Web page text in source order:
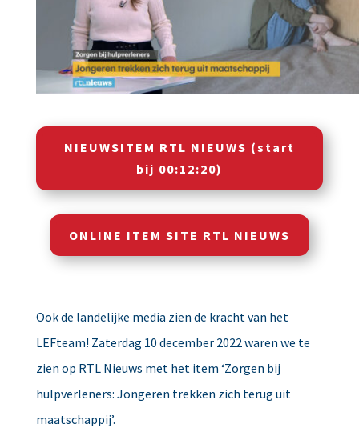
NIEUWSITEM RTL NIEUWS (start
bij 00:12:20)
ONLINE ITEM SITE RTL NIEUWS
Ook de landelijke media zien de kracht van het
LEFteam! Zaterdag 10 december 2022 waren we te
zien op RTL Nieuws met het item ‘Zorgen bij
hulpverleners: Jongeren trekken zich terug uit
maatschappij’.